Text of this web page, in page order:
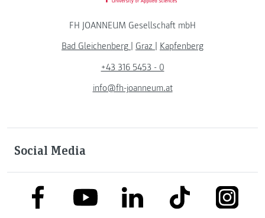
FH JOANNEUM Gesellschaft mbH
Bad Gleichenberg
Graz
Kapfenberg
+43 316 5453 - 0
info@fh-joanneum.at
Social Media
link to facebooklink to youtubelink to linkedinlink to tiktok